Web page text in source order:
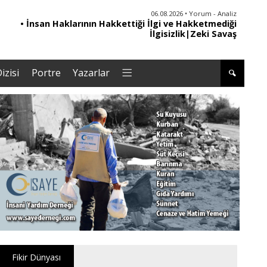
06.08.2026 • Yorum - Analiz
• İnsan Haklarının Hakkettiği İlgi ve Hakketmediği
İlgisizlik|Zeki Savaş
Portre Yazarlar
Fikir Dünyası